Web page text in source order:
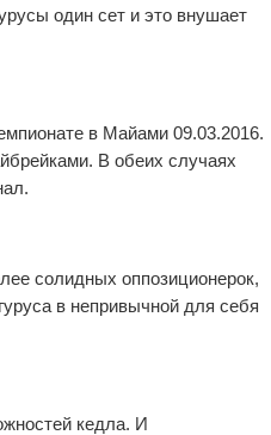
один сет и это внушает
в Майами 09.03.2016.
В обеих случаях
солидных оппозиционерок,
в непривычной для себя
кедла. И